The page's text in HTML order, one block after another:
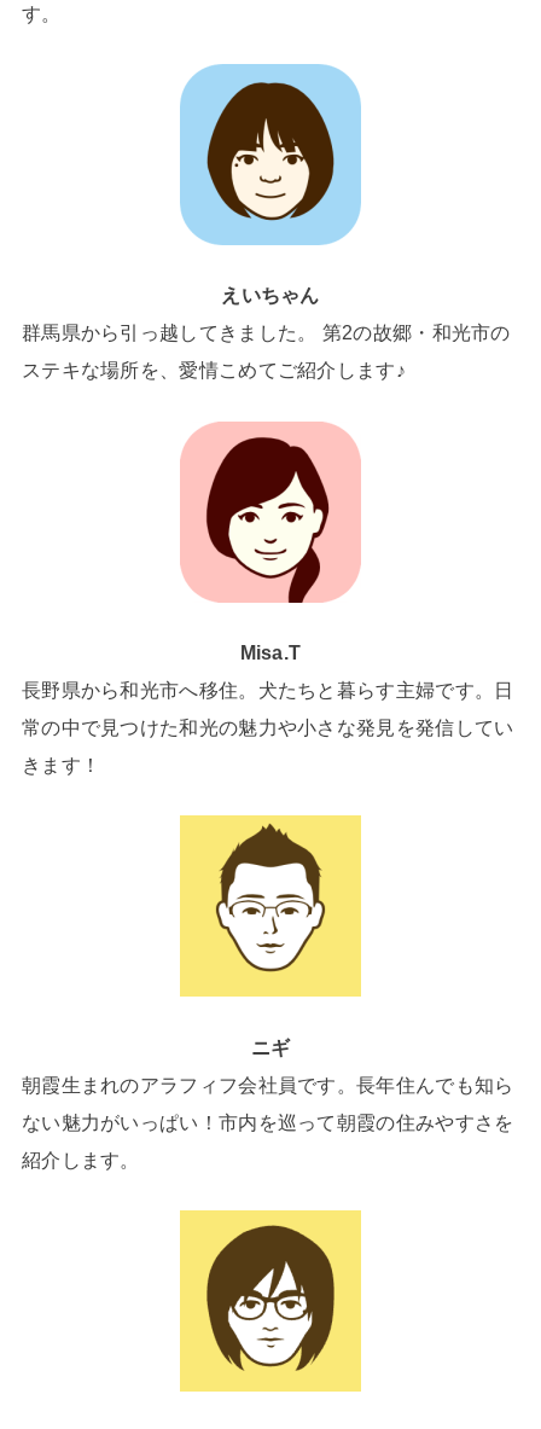
す。
えいちゃん
群馬県から引っ越してきました。 第2の故郷・和光市の
ステキな場所を、愛情こめてご紹介します♪
Misa.T
長野県から和光市へ移住。犬たちと暮らす主婦です。日
常の中で見つけた和光の魅力や小さな発見を発信してい
きます！
ニギ
朝霞生まれのアラフィフ会社員です。長年住んでも知ら
ない魅力がいっぱい！市内を巡って朝霞の住みやすさを
紹介します。